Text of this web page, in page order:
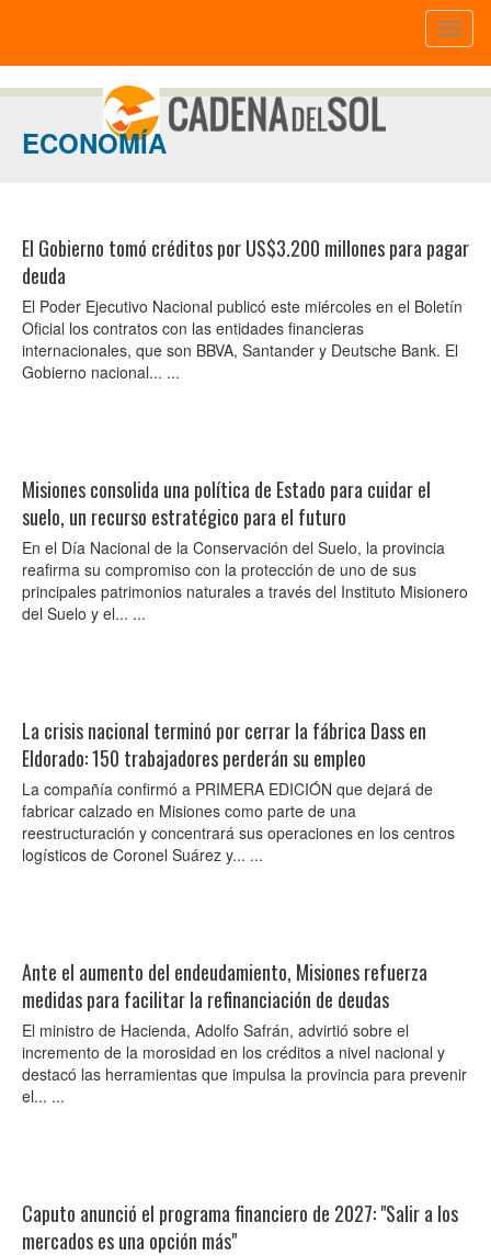
ECONOMÍA
El Gobierno tomó créditos por US$3.200 millones para pagar
deuda
El Poder Ejecutivo Nacional publicó este miércoles en el Boletín
Oficial los contratos con las entidades financieras
internacionales, que son BBVA, Santander y Deutsche Bank. El
Gobierno nacional... ...
Misiones consolida una política de Estado para cuidar el
suelo, un recurso estratégico para el futuro
En el Día Nacional de la Conservación del Suelo, la provincia
reafirma su compromiso con la protección de uno de sus
principales patrimonios naturales a través del Instituto Misionero
del Suelo y el... ...
La crisis nacional terminó por cerrar la fábrica Dass en
Eldorado: 150 trabajadores perderán su empleo
La compañía confirmó a PRIMERA EDICIÓN que dejará de
fabricar calzado en Misiones como parte de una
reestructuración y concentrará sus operaciones en los centros
logísticos de Coronel Suárez y... ...
Ante el aumento del endeudamiento, Misiones refuerza
medidas para facilitar la refinanciación de deudas
El ministro de Hacienda, Adolfo Safrán, advirtió sobre el
incremento de la morosidad en los créditos a nivel nacional y
destacó las herramientas que impulsa la provincia para prevenir
el... ...
Caputo anunció el programa financiero de 2027: "Salir a los
mercados es una opción más"